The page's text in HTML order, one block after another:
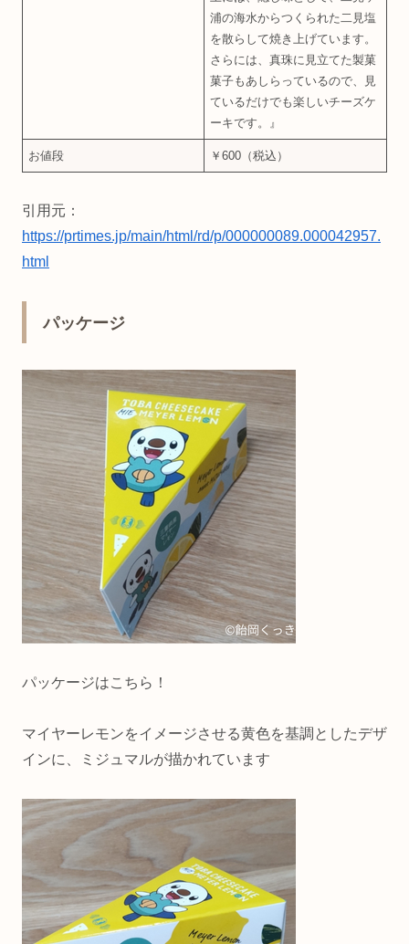
浦の海水からつくられた二見塩
を散らして焼き上げています。
さらには、真珠に見立てた製菓
菓子もあしらっているので、見
ているだけでも楽しいチーズケ
ーキです。』
お値段 ￥600（税込）
引用元：
https://prtimes.jp/main/html/rd/p/000000089.000042957.
html
パッケージ
パッケージはこちら！
マイヤーレモンをイメージさせる黄色を基調としたデザ
インに、ミジュマルが描かれています